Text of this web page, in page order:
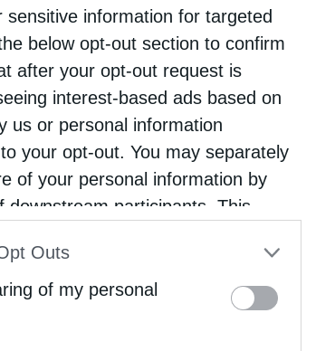
information for targeted
below opt-out section to confirm
after your opt-out request is
interest-based ads based on
us or personal information
your opt-out. You may separately
of your personal information by
downstream participants. This
that may further disclose it to
Outs
of my personal
Κακό